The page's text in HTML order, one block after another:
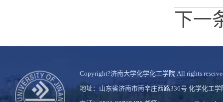
下一
Copyright?济南大学化学化工学院 All rights
地址：山东省济南市南辛庄西路336号 化学化工